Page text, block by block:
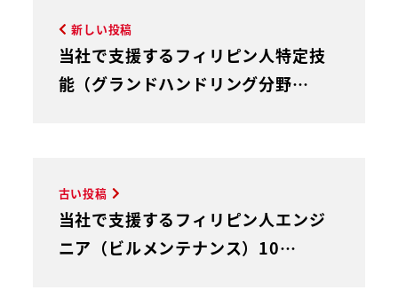
古い投稿
当社で支援するフィリピン人エンジ
ニア（ビルメンテナンス）10…
新しい投稿
当社で支援するフィリピン人特定技
能（グランドハンドリング分野…